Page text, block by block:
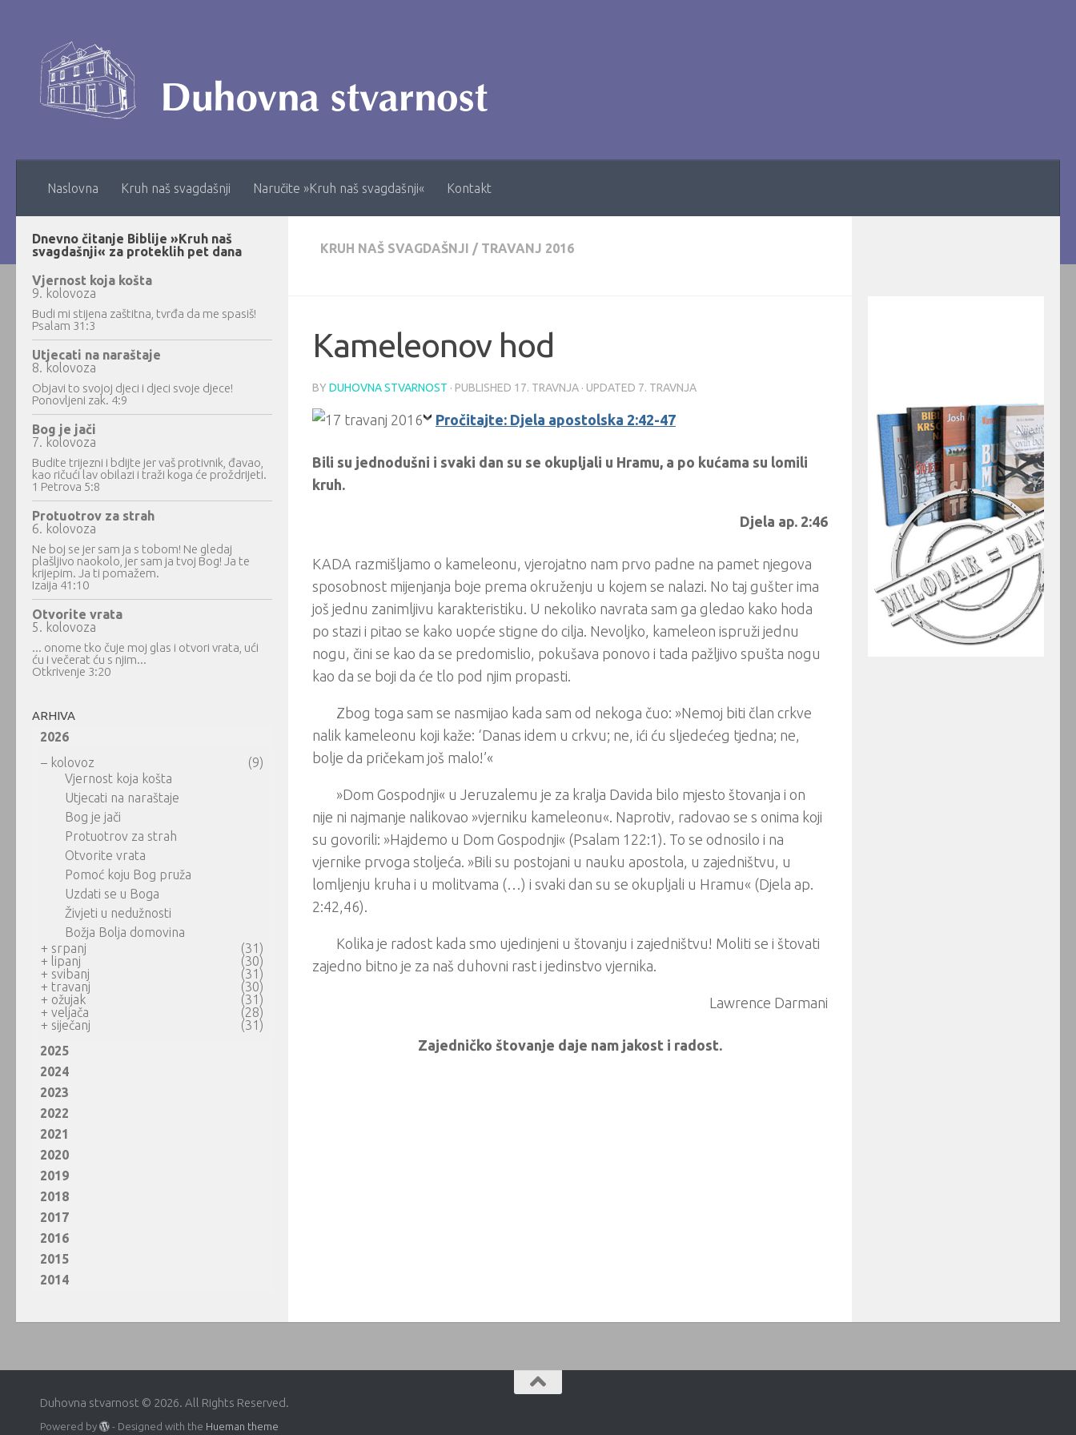
Naslovna Kruh naš svagdašnji Naručite »Kruh naš svagdašnji« Kontakt
KRUH NAŠ SVAGDAŠNJI / TRAVANJ 2016
Kameleonov hod
BY DUHOVNA STVARNOST · PUBLISHED 17. TRAVNJA · UPDATED 7. TRAVNJA
Pročitajte: Djela apostolska 2:42-47
Bili su jednodušni i svaki dan su se okupljali u Hramu, a po kućama su lomili
kruh.
Djela ap. 2:46
KADA razmišljamo o kameleonu, vjerojatno nam prvo padne na pamet njegova
sposobnost mijenjanja boje prema okruženju u kojem se nalazi. No taj gušter ima
još jednu zanimljivu karakteristiku. U nekoliko navrata sam ga gledao kako hoda
po stazi i pitao se kako uopće stigne do cilja. Nevoljko, kameleon ispruži jednu
nogu, čini se kao da se predomislio, pokušava ponovo i tada pažljivo spušta nogu
kao da se boji da će tlo pod njim propasti.
Zbog toga sam se nasmijao kada sam od nekoga čuo: »Nemoj biti član crkve
nalik kameleonu koji kaže: ‘Danas idem u crkvu; ne, ići ću sljedećeg tjedna; ne,
bolje da pričekam još malo!’«
»Dom Gospodnji« u Jeruzalemu je za kralja Davida bilo mjesto štovanja i on
nije ni najmanje nalikovao »vjerniku kameleonu«. Naprotiv, radovao se s onima koji
su govorili: »Hajdemo u Dom Gospodnji« (Psalam 122:1). To se odnosilo i na
vjernike prvoga stoljeća. »Bili su postojani u nauku apostola, u zajedništvu, u
lomljenju kruha i u molitvama (…) i svaki dan su se okupljali u Hramu« (Djela ap.
2:42,46).
Kolika je radost kada smo ujedinjeni u štovanju i zajedništvu! Moliti se i štovati
zajedno bitno je za naš duhovni rast i jedinstvo vjernika.
Lawrence Darmani
Zajedničko štovanje daje nam jakost i radost.
Dnevno čitanje Biblije »Kruh naš
svagdašnji« za proteklih pet dana
Vjernost koja košta
9. kolovoza
Budi mi stijena zaštitna, tvrđa da me spasiš!
Psalam 31:3
Utjecati na naraštaje
8. kolovoza
Objavi to svojoj djeci i djeci svoje djece!
Ponovljeni zak. 4:9
Bog je jači
7. kolovoza
Budite trijezni i bdijte jer vaš protivnik, đavao,
kao ričući lav obilazi i traži koga će proždrijeti.
1 Petrova 5:8
Protuotrov za strah
6. kolovoza
Ne boj se jer sam ja s tobom! Ne gledaj
plašljivo naokolo, jer sam ja tvoj Bog! Ja te
krijepim. Ja ti pomažem.
Izaija 41:10
Otvorite vrata
5. kolovoza
... onome tko čuje moj glas i otvori vrata, ući
ću i večerat ću s njim...
Otkrivenje 3:20
ARHIVA
2026
– kolovoz
(9)
Vjernost koja košta
Utjecati na naraštaje
Bog je jači
Protuotrov za strah
Otvorite vrata
Pomoć koju Bog pruža
Uzdati se u Boga
Živjeti u nedužnosti
Božja Bolja domovina
+ srpanj
(31)
+ lipanj
(30)
+ svibanj
(31)
+ travanj
(30)
+ ožujak
(31)
+ veljača
(28)
+ siječanj
(31)
2025
2024
2023
2022
2021
2020
2019
2018
2017
2016
2015
2014
Duhovna stvarnost © 2026. All Rights Reserved.
Powered by - Designed with the Hueman theme